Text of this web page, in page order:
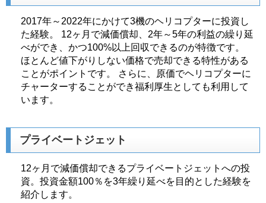
2017年～2022年にかけて3機のヘリコプターに投資し
た経験。 12ヶ月で減価償却、2年～5年の利益の繰り延
べができ、かつ100%以上回収できるのが特徴です。
ほとんど値下がりしない価格で売却できる特性がある
ことがポイントです。 さらに、原価でヘリコプターに
チャーターすることができ福利厚生としても利用して
います。
プライベートジェット
12ヶ月で減価償却できるプライベートジェットへの投
資。投資金額100％を3年繰り延べを目的とした経験を
紹介します。